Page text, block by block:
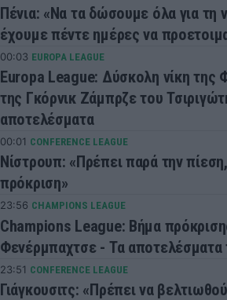
Πένια: «Να τα δώσουμε όλα για τη
έχουμε πέντε ημέρες να
00:03 EUROPA LEAGUE
Europa League: Δύσκολη νίκη της
της Γκόρνικ Ζάμπρζε του
αποτελέσματα
00:01 CONFERENCE LEAGUE
Νίστρουπ: «Πρέπει παρά την
πρόκριση»
23:56 CHAMPIONS LEAGUE
Champions League: Βήμα
Φενέρμπαχτσε - Τα αποτελέσματα
23:51 CONFERENCE LEAGUE
Γιάγκουσιτς: «Πρέπει να